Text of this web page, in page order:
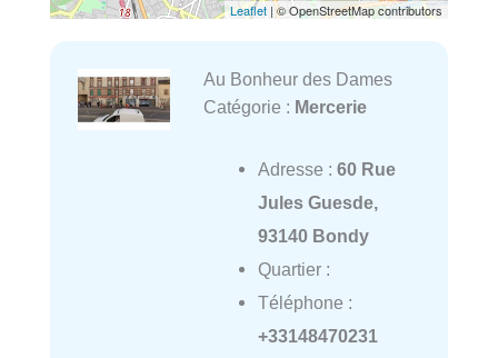
Leaflet | © OpenStreetMap contributors
Au Bonheur des Dames
Catégorie : Mercerie
Adresse : 60 Rue
Jules Guesde,
93140 Bondy
Quartier :
Téléphone :
+33148470231